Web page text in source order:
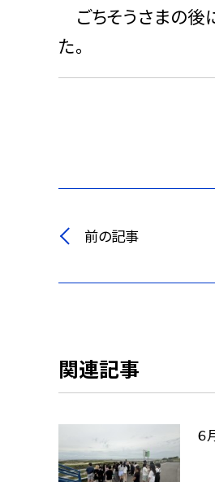
ごちそうさまの後
た。
前の記事
関連記事
６